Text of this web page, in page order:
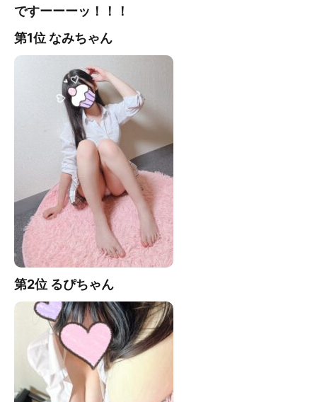
ですーーーッ！！！
第1位 なみちゃん
第2位 るぴちゃん